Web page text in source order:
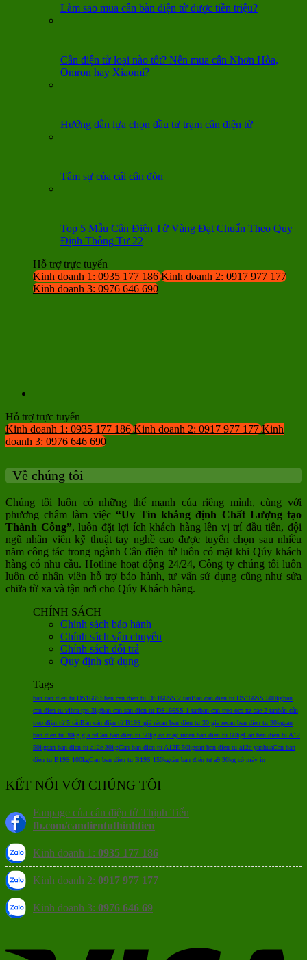
Làm sao mua cân bàn điện tử được tiền triệu?
Cân điện tử loại nào tốt? Nên mua cân Nhơn Hòa,
Omron hay Xiaomi?
Hướng dẫn lựa chọn đầu tư trạm cân điện tử
Tâm sự của cái cân đòn
Top 5 Mẫu Cân Điện Tử Vàng Đạt Chuẩn Theo Quy
Định Thông Tư 22
Hỗ trợ trực tuyến
Kinh doanh 1: 0935 177 186 Kinh doanh 2: 0917 977 177
Kinh doanh 3: 0976 646 690
Hỗ trợ trực tuyến
Kinh doanh 1: 0935 177 186 Kinh doanh 2: 0917 977 177 Kinh
doanh 3: 0976 646 690
Về chúng tôi
Chúng tôi luôn có những thế mạnh của riêng mình, cùng với
phương châm làm việc “Uy Tín khẳng định Chất Lượng tạo
Thành Công”, luôn đặt lợi ích khách hàng lên vị trí đầu tiên, đội
ngũ nhân viên kỹ thuật tay nghề cao được tuyển chọn sau nhiều
năm công tác trong ngành Cân điện tử luôn có mặt khi Qúy khách
hàng có nhu cầu. Hotline hoạt động 24/24, Công ty chúng tôi luôn
luôn có nhân viên hỗ trợ bảo hành, tư vấn sử dụng cũng như sửa
chữa từ xa và tận nơi cho Qúy Khách hàng.
CHÍNH SÁCH
Chính sách bảo hành
Chính sách vận chuyển
Chính sách đổi trả
Quy định sử dụng
Tags
ban can dien tu DS166SSban can dien tu DS166SS 2 tanBan can dien tu DS166SS 500kgban
can dien tu vibra tps 3kgban can san dien tu DS166SS 1 tanban can treo ocs xz aae 2 tanbán cân
treo điện tử 5 tấnBán cân điện tử B19S giá rẻcan ban dien tu 30 gia recan ban dien tu 30kgcan
ban dien tu 30kg gia reCan ban dien tu 50kg co may incan ban dien tu 60kgCan ban dien tu A12
50kgcan ban dien tu a12e 30kgCan ban dien tu A12E 50kgcan ban dien tu a12e yaohuaCan ban
dien tu B19S 100kgCan ban dien tu B19S 150kgcân bàn điện tử a9 30kg có máy in
KẾT NỐI VỚI CHÚNG TÔI
Fanpage của cân điện tử Thịnh Tiến
fb.com/candientuthinhtien
Kinh doanh 1: 0935 177 186
Kinh doanh 2: 0917 977 177
Kinh doanh 3: 0976 646 69